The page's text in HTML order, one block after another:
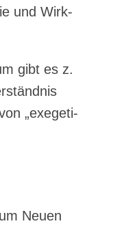
und Wirk­
gibt es z.
„exege­ti­
Neu­en